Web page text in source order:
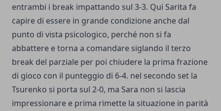
entrambi i break impattando sul 3-3. Qui Sarita fa
capire di essere in grande condizione anche dal
punto di vista psicologico, perché non si fa
abbattere e torna a comandare siglando il terzo
break del parziale per poi chiudere la prima frazione
di gioco con il punteggio di 6-4. nel secondo set la
Tsurenko si porta sul 2-0, ma Sara non si lascia
impressionare e prima rimette la situazione in parità